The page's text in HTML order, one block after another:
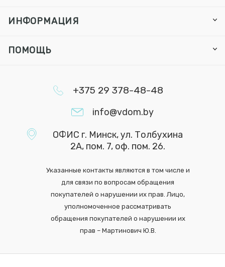
ИНФОРМАЦИЯ
ПОМОЩЬ
+375 29 378-48-48
info@vdom.by
ОФИС г. Минск, ул. Толбухина
2А, пом. 7, оф. пом. 26.
Указанные контакты являются в том числе и
для связи по вопросам обращения
покупателей о нарушении их прав. Лицо,
уполномоченное рассматривать
обращения покупателей о нарушении их
прав – Мартинович Ю.В.